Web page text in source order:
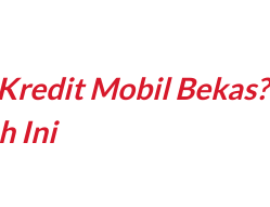
Mobil Bekas?
Ini